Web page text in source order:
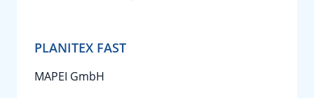
PLANITEX FAST
MAPEI GmbH